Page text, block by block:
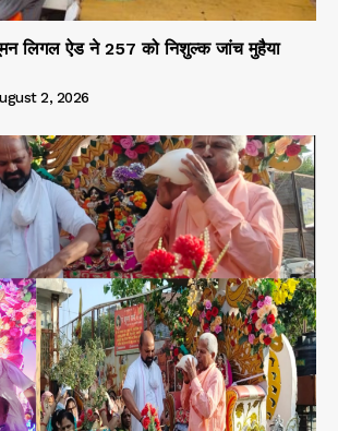
लिगल ऐड ने 257 को निशुल्क जांच मुहैया
2, 2026